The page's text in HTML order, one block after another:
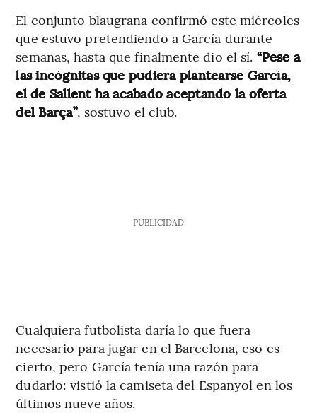
El conjunto blaugrana confirmó este miércoles
que estuvo pretendiendo a García durante
semanas, hasta que finalmente dio el sí. “Pese a
las incógnitas que pudiera plantearse García,
el de Sallent ha acabado aceptando la oferta
del Barça”, sostuvo el club.
PUBLICIDAD
Cualquiera futbolista daría lo que fuera
necesario para jugar en el Barcelona, eso es
cierto, pero García tenía una razón para
dudarlo: vistió la camiseta del Espanyol en los
últimos nueve años.